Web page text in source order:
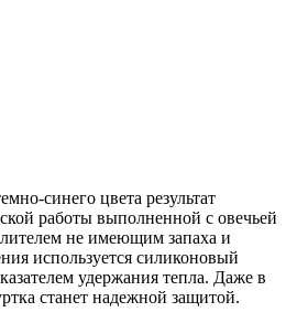
синего цвета результат
работы выполненной с овечьей
не имеющим запаха и
используется силиконовый
удержания тепла. Даже в
станет надежной защитой.